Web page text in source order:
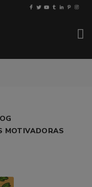
MOTIVADORAS